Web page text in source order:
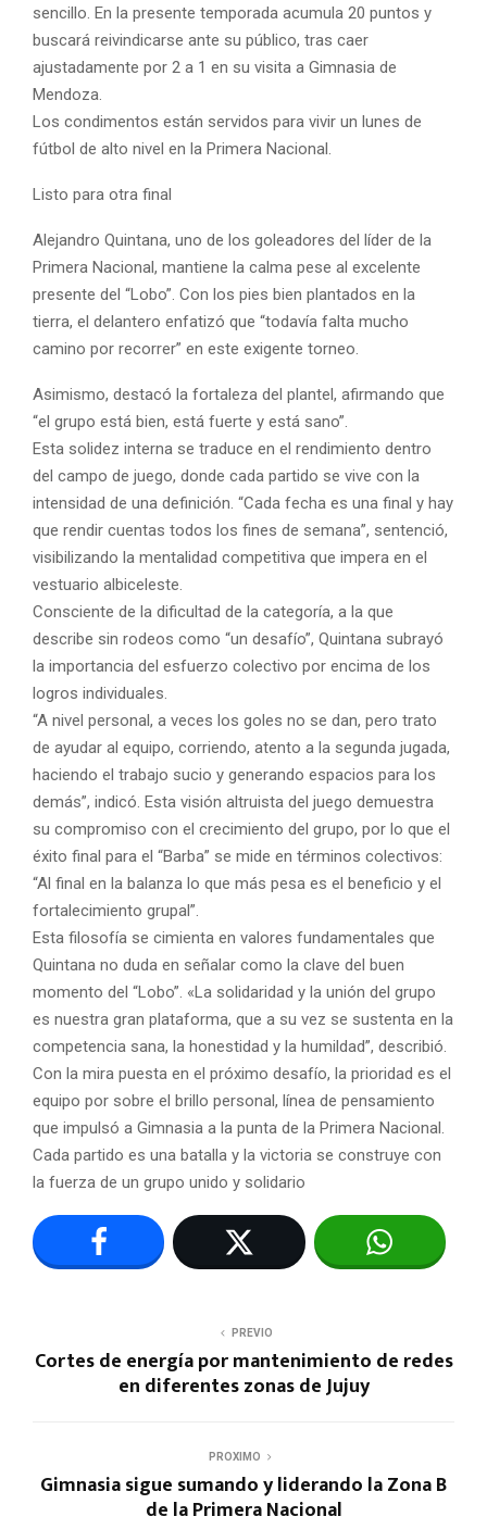
sencillo. En la presente temporada acumula 20 puntos y
buscará reivindicarse ante su público, tras caer
ajustadamente por 2 a 1 en su visita a Gimnasia de
Mendoza.
Los condimentos están servidos para vivir un lunes de
fútbol de alto nivel en la Primera Nacional.
Listo para otra final
Alejandro Quintana, uno de los goleadores del líder de la
Primera Nacional, mantiene la calma pese al excelente
presente del “Lobo”. Con los pies bien plantados en la
tierra, el delantero enfatizó que “todavía falta mucho
camino por recorrer” en este exigente torneo.
Asimismo, destacó la fortaleza del plantel, afirmando que
“el grupo está bien, está fuerte y está sano”.
Esta solidez interna se traduce en el rendimiento dentro
del campo de juego, donde cada partido se vive con la
intensidad de una definición. “Cada fecha es una final y hay
que rendir cuentas todos los fines de semana”, sentenció,
visibilizando la mentalidad competitiva que impera en el
vestuario albiceleste.
Consciente de la dificultad de la categoría, a la que
describe sin rodeos como “un desafío”, Quintana subrayó
la importancia del esfuerzo colectivo por encima de los
logros individuales.
“A nivel personal, a veces los goles no se dan, pero trato
de ayudar al equipo, corriendo, atento a la segunda jugada,
haciendo el trabajo sucio y generando espacios para los
demás”, indicó. Esta visión altruista del juego demuestra
su compromiso con el crecimiento del grupo, por lo que el
éxito final para el “Barba” se mide en términos colectivos:
“Al final en la balanza lo que más pesa es el beneficio y el
fortalecimiento grupal”.
Esta filosofía se cimienta en valores fundamentales que
Quintana no duda en señalar como la clave del buen
momento del “Lobo”. «La solidaridad y la unión del grupo
es nuestra gran plataforma, que a su vez se sustenta en la
competencia sana, la honestidad y la humildad”, describió.
Con la mira puesta en el próximo desafío, la prioridad es el
equipo por sobre el brillo personal, línea de pensamiento
que impulsó a Gimnasia a la punta de la Primera Nacional.
Cada partido es una batalla y la victoria se construye con
la fuerza de un grupo unido y solidario
PREVIO
Cortes de energía por mantenimiento de redes
en diferentes zonas de Jujuy
PROXIMO
Gimnasia sigue sumando y liderando la Zona B
de la Primera Nacional